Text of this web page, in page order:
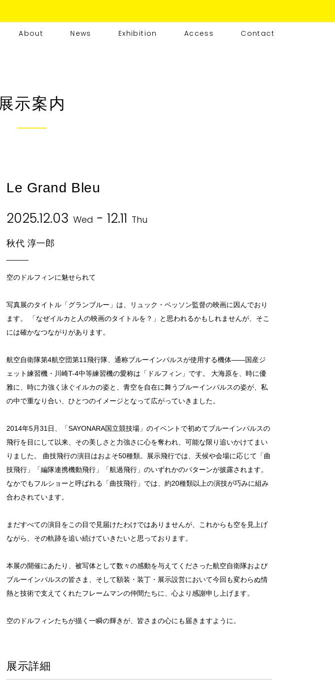
About News Exhibition Access Contact
展示案内
Le Grand Bleu
2025.12.03 Wed - 12.11 Thu
秋代 淳一郎
空のドルフィンに魅せられて
写真展のタイトル「グランブルー」は、リュック・ベッソン監督の映画に因んでおり
ます。 「なぜイルカと人の映画のタイトルを？」と思われるかもしれませんが、そこ
には確かなつながりがあります。
航空自衛隊第4航空団第11飛行隊、通称ブルーインパルスが使用する機体――国産ジ
ェット練習機・川崎T-4中等練習機の愛称は「ドルフィン」です。 大海原を、時に優
雅に、時に力強く泳ぐイルカの姿と、青空を自在に舞うブルーインパルスの姿が、私
の中で重なり合い、ひとつのイメージとなって広がっていきました。
2014年5月31日、「SAYONARA国立競技場」のイベントで初めてブルーインパルスの
飛行を目にして以来、その美しさと力強さに心を奪われ、可能な限り追いかけてまい
りました。 曲技飛行の演目はおよそ50種類。展示飛行では、天候や会場に応じて「曲
技飛行」「編隊連携機動飛行」「航過飛行」のいずれかのパターンが披露されます。
なかでもフルショーと呼ばれる「曲技飛行」では、約20種類以上の演技が巧みに組み
合わされています。
まだすべての演目をこの目で見届けたわけではありませんが、これからも空を見上げ
ながら、その軌跡を追い続けていきたいと思っております。
本展の開催にあたり、被写体として数々の感動を与えてくださった航空自衛隊および
ブルーインパルスの皆さま、そして額装・装丁・展示設営において今回も変わらぬ情
熱と技術で支えてくれたフレームマンの仲間たちに、心より感謝申し上げます。
空のドルフィンたちが描く一瞬の輝きが、皆さまの心にも届きますように。
展示詳細